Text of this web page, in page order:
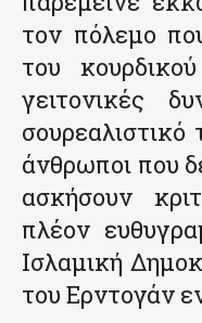
τον πόλεμο
του
γειτονικές
σουρεαλιστικό
άνθρωποι που
ασκήσουν
πλέον
Ισλαμική
του Ερντογάν